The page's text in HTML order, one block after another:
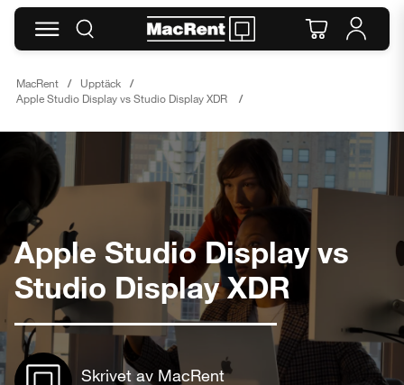
MacRent
Upptäck
Apple Studio Display vs Studio Display XDR
Apple Studio Display vs
Studio Display XDR
Skrivet av MacRent